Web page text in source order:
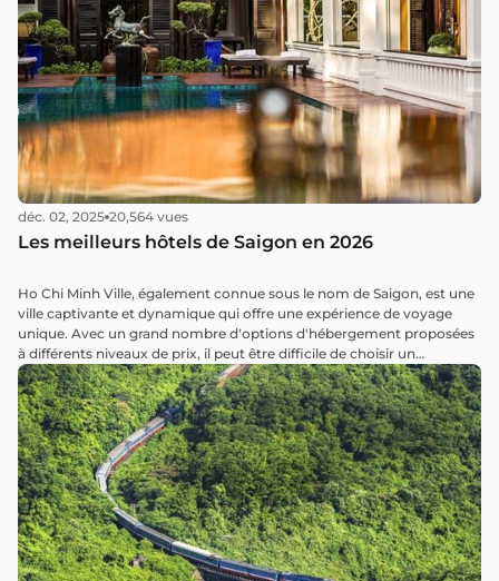
déc. 02, 2025 20,564 vues
Les meilleurs hôtels de Saigon en 2026
Ho Chi Minh Ville, également connue sous le nom de Saigon, est une
ville captivante et dynamique qui offre une expérience de voyage
unique. Avec un grand nombre d'options d'hébergement proposées
à différents niveaux de prix, il peut être difficile de choisir un
hébergement de qualité parmi les meilleurs hôtels de Saigon. Dans
cet article, nous avons rassemblé une liste soigneusement
sélectionnée des meilleurs hôtels de Saigon